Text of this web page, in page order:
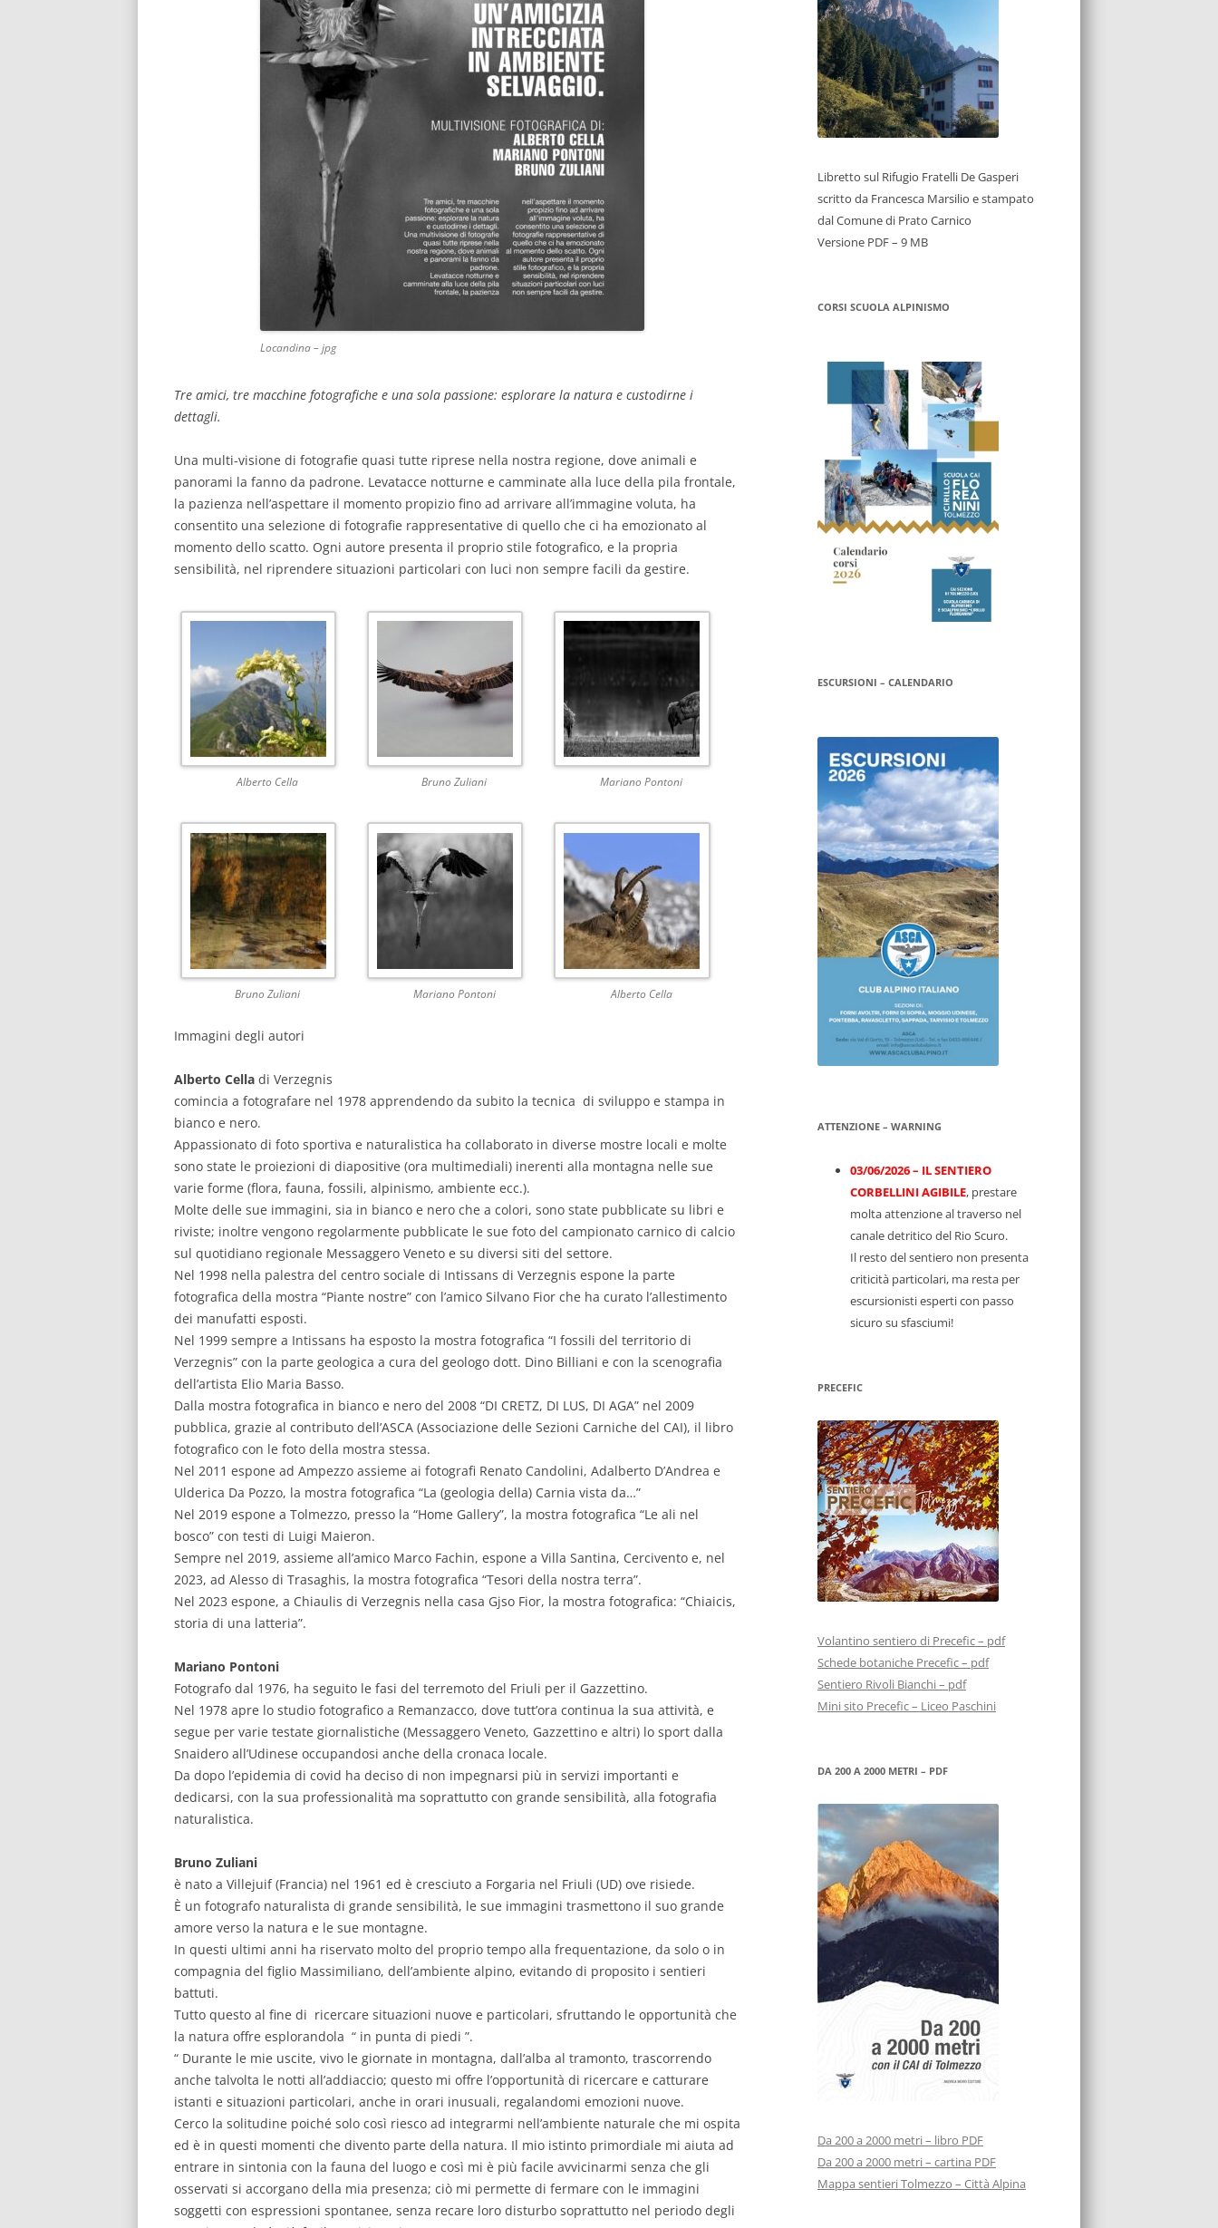
Locandina – jpg
Tre amici, tre macchine fotografiche e una sola passione: esplorare la natura e custodirne i
dettagli.
Una multi-visione di fotografie quasi tutte riprese nella nostra regione, dove animali e
panorami la fanno da padrone. Levatacce notturne e camminate alla luce della pila frontale,
la pazienza nell’aspettare il momento propizio fino ad arrivare all’immagine voluta, ha
consentito una selezione di fotografie rappresentative di quello che ci ha emozionato al
momento dello scatto. Ogni autore presenta il proprio stile fotografico, e la propria
sensibilità, nel riprendere situazioni particolari con luci non sempre facili da gestire.
Alberto Cella Bruno Zuliani Mariano Pontoni
Bruno Zuliani Mariano Pontoni Alberto Cella
Immagini degli autori
Alberto Cella di Verzegnis
comincia a fotografare nel 1978 apprendendo da subito la tecnica di sviluppo e stampa in
bianco e nero.
Appassionato di foto sportiva e naturalistica ha collaborato in diverse mostre locali e molte
sono state le proiezioni di diapositive (ora multimediali) inerenti alla montagna nelle sue
varie forme (flora, fauna, fossili, alpinismo, ambiente ecc.).
Molte delle sue immagini, sia in bianco e nero che a colori, sono state pubblicate su libri e
riviste; inoltre vengono regolarmente pubblicate le sue foto del campionato carnico di calcio
sul quotidiano regionale Messaggero Veneto e su diversi siti del settore.
Nel 1998 nella palestra del centro sociale di Intissans di Verzegnis espone la parte
fotografica della mostra “Piante nostre” con l’amico Silvano Fior che ha curato l’allestimento
dei manufatti esposti.
Nel 1999 sempre a Intissans ha esposto la mostra fotografica “I fossili del territorio di
Verzegnis” con la parte geologica a cura del geologo dott. Dino Billiani e con la scenografia
dell’artista Elio Maria Basso.
Dalla mostra fotografica in bianco e nero del 2008 “DI CRETZ, DI LUS, DI AGA” nel 2009
pubblica, grazie al contributo dell’ASCA (Associazione delle Sezioni Carniche del CAI), il libro
fotografico con le foto della mostra stessa.
Nel 2011 espone ad Ampezzo assieme ai fotografi Renato Candolini, Adalberto D’Andrea e
Ulderica Da Pozzo, la mostra fotografica “La (geologia della) Carnia vista da…”
Nel 2019 espone a Tolmezzo, presso la “Home Gallery”, la mostra fotografica “Le ali nel
bosco” con testi di Luigi Maieron.
Sempre nel 2019, assieme all’amico Marco Fachin, espone a Villa Santina, Cercivento e, nel
2023, ad Alesso di Trasaghis, la mostra fotografica “Tesori della nostra terra”.
Nel 2023 espone, a Chiaulis di Verzegnis nella casa Gjso Fior, la mostra fotografica: “Chiaicis,
storia di una latteria”.
Mariano Pontoni
Fotografo dal 1976, ha seguito le fasi del terremoto del Friuli per il Gazzettino.
Nel 1978 apre lo studio fotografico a Remanzacco, dove tutt’ora continua la sua attività, e
segue per varie testate giornalistiche (Messaggero Veneto, Gazzettino e altri) lo sport dalla
Snaidero all’Udinese occupandosi anche della cronaca locale.
Da dopo l’epidemia di covid ha deciso di non impegnarsi più in servizi importanti e
dedicarsi, con la sua professionalità ma soprattutto con grande sensibilità, alla fotografia
naturalistica.
Bruno Zuliani
è nato a Villejuif (Francia) nel 1961 ed è cresciuto a Forgaria nel Friuli (UD) ove risiede.
È un fotografo naturalista di grande sensibilità, le sue immagini trasmettono il suo grande
amore verso la natura e le sue montagne.
In questi ultimi anni ha riservato molto del proprio tempo alla frequentazione, da solo o in
compagnia del figlio Massimiliano, dell’ambiente alpino, evitando di proposito i sentieri
battuti.
Tutto questo al fine di ricercare situazioni nuove e particolari, sfruttando le opportunità che
la natura offre esplorandola “ in punta di piedi ”.
“ Durante le mie uscite, vivo le giornate in montagna, dall’alba al tramonto, trascorrendo
anche talvolta le notti all’addiaccio; questo mi offre l’opportunità di ricercare e catturare
istanti e situazioni particolari, anche in orari inusuali, regalandomi emozioni nuove.
Cerco la solitudine poiché solo così riesco ad integrarmi nell’ambiente naturale che mi ospita
ed è in questi momenti che divento parte della natura. Il mio istinto primordiale mi aiuta ad
entrare in sintonia con la fauna del luogo e così mi è più facile avvicinarmi senza che gli
osservati si accorgano della mia presenza; ciò mi permette di fermare con le immagini
soggetti con espressioni spontanee, senza recare loro disturbo soprattutto nel periodo degli
Libretto sul Rifugio Fratelli De Gasperi
scritto da Francesca Marsilio e stampato
dal Comune di Prato Carnico
Versione PDF – 9 MB
CORSI SCUOLA ALPINISMO
ESCURSIONI – CALENDARIO
ATTENZIONE – WARNING
03/06/2026 – IL SENTIERO
CORBELLINI AGIBILE, prestare
molta attenzione al traverso nel
canale detritico del Rio Scuro.
Il resto del sentiero non presenta
criticità particolari, ma resta per
escursionisti esperti con passo
sicuro su sfasciumi!
PRECEFIC
Volantino sentiero di Precefic – pdf
Schede botaniche Precefic – pdf
Sentiero Rivoli Bianchi – pdf
Mini sito Precefic – Liceo Paschini
DA 200 A 2000 METRI – PDF
Da 200 a 2000 metri – libro PDF
Da 200 a 2000 metri – cartina PDF
Mappa sentieri Tolmezzo – Città Alpina